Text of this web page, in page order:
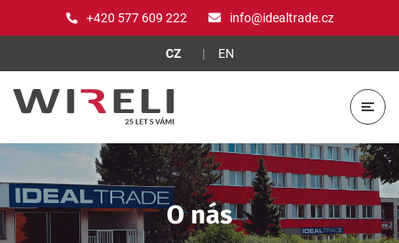
+420 577 609 222 info@idealtrade.cz
CZ EN
O nás